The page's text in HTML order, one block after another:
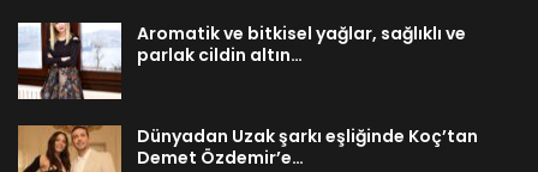
Aromatik ve bitkisel yağlar, sağlıklı ve
parlak cildin altın…
Dünyadan Uzak şarkı eşliğinde Koç’tan
Demet Özdemir’e…